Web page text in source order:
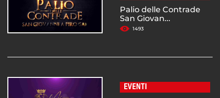
Palio delle Contrade
San Giovan...
1493
EVENTI